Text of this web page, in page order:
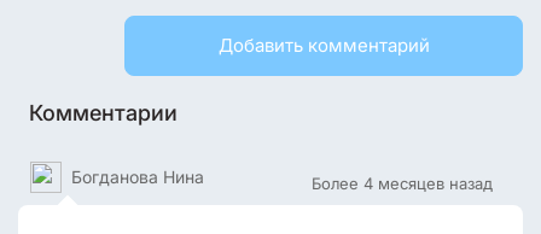
Добавить комментарий
Комментарии
Более 4 месяцев назад
Богданова Нина